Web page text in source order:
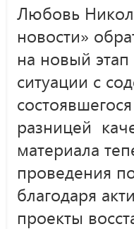
Любовь
новости»
на новый
ситуации с
разницей
материала
проведения
благодаря
проекты